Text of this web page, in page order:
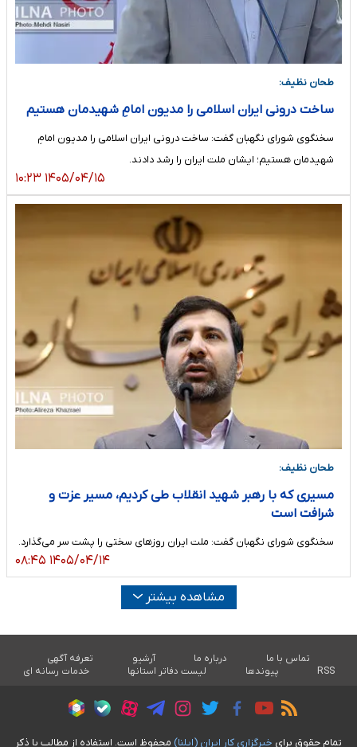
طحان نظیف:
ساخت درونی ایران اسلامی را مدیون امامِ شهیدمان هستیم
سخنگوی شورای نگهبان گفت: ساخت درونی ایران اسلامی را مدیون امامِ
شهیدمان هستیم؛ ایشان ملت ایران را رشد دادند.
۱۴۰۵/۰۴/۱۵ ۱۰:۲۳
طحان نظیف:
مسیری که با رهبر شهید انقلاب طی کردیم، مسیر عزت و
شرافت است
سخنگوی شورای نگهبان گفت: ملت ایران روز‌های سختی را پشت سر می‌گذارد.
۱۴۰۵/۰۴/۱۴ ۰۸:۴۵
مشاهده بیشتر
تماس با ما درباره ما آرشیو
تعرفه آگهی
RSS
پیوندها لیست دفاتر استانها خدمات رسانه ای
تمام حقوق برای خبرگزاری کار ايران (ايلنا) محفوظ است. استفاده از مطالب با ذکر